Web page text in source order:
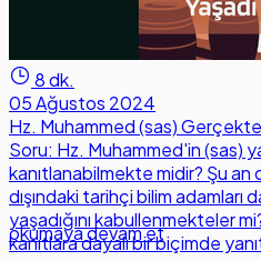
8 dk.
05 Ağustos 2024
Hz. Muhammed (sas) Gerçekten
Soru: Hz. Muhammed'in (sas)
kanıtlanabilmekte midir? Şu an
dışındaki tarihçi bilim adamları
yaşadığını kabullenmekteler
kanıtlara dayalı bir biçimde
okumaya devam et